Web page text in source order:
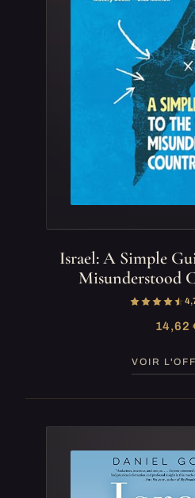
Israel: A Simple
Misunderstood
14,62
VOIR